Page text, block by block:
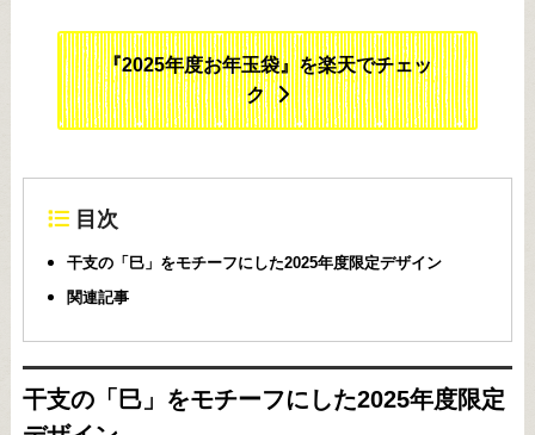
『2025年度お年玉袋』を楽天でチェッ
ク
目次
干支の「巳」をモチーフにした2025年度限定デザイン
関連記事
干支の「巳」をモチーフにした2025年度限定